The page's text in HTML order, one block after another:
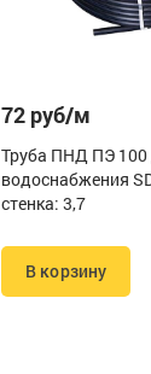
72 руб/м
Труба ПНД ПЭ 100
водоснабжения
стенка: 3,7
В корзину